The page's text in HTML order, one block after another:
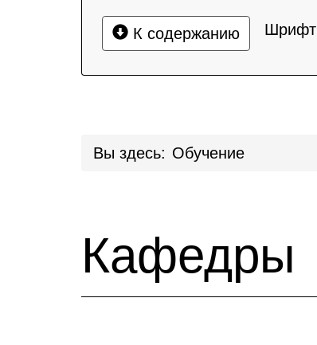
К содержанию Шрифт
Вы здесь: Обучение
Кафедры